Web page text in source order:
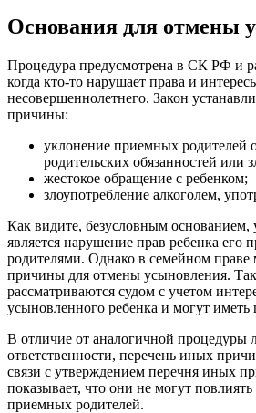
Основания для отмены
Процедура предусмотрена в СК РФ и
когда кто-то нарушает права и
несовершеннолетнего. Закон
причины:
уклонение приемных родителей
родительских обязанностей или
жестокое обращение с ребенком;
злоупотребление алкоголем,
Как видите, безусловным
является нарушение прав ребенка его
родителями. Однако в семейном
причины для отмены усыновления.
рассматриваются судом с учетом
усыновленного ребенка и могут
В отличие от аналогичной процедуры
ответственности, перечень иных
связи с утверждением перечня иных
показывает, что они не могут
приемных родителей.